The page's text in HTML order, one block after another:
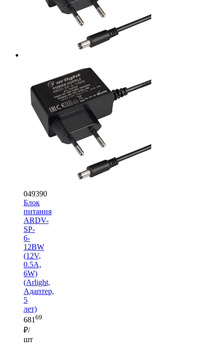
049390
Блок
питания
ARDV-
SP-
6-
12BW
(12V,
0.5A,
6W)
(Arlight,
Адаптер,
5
лет)
681 69
₽/
шт